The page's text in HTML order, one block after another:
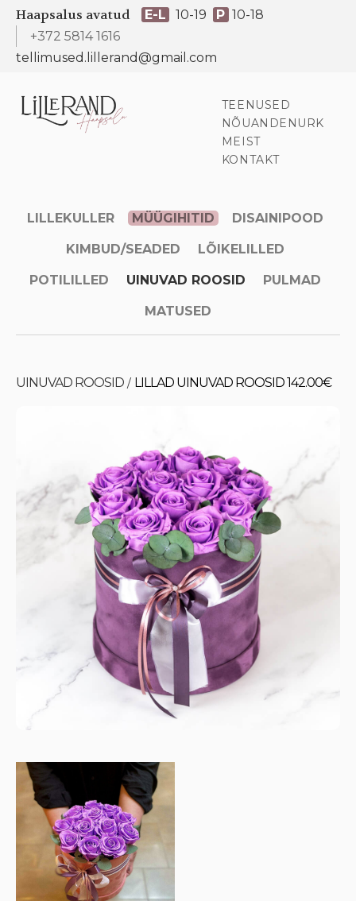
Haapsalus avatud E-L 10-19 P 10-18
+372 5814 1616
tellimused.lillerand@gmail.com
TEENUSED
NÕUANDENURK
MEIST
KONTAKT
LILLEKULLER MÜÜGIHITID DISAINIPOOD
KIMBUD/SEADED LÕIKELILLED
POTILILLED UINUVAD ROOSID PULMAD
MATUSED
UINUVAD ROOSID / LILLAD UINUVAD ROOSID 142.00€